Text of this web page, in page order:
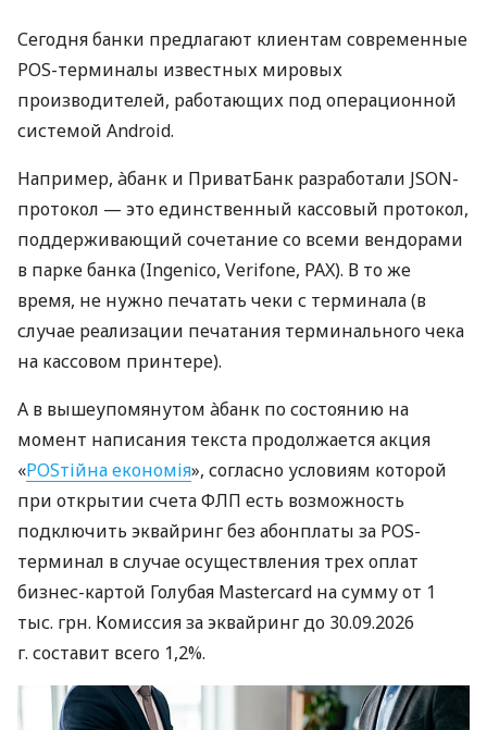
Сегодня банки предлагают клиентам современные
POS-терминалы известных мировых
производителей, работающих под операционной
системой Android.
Например, àбанк и ПриватБанк разработали JSON-
протокол — это единственный кассовый протокол,
поддерживающий сочетание со всеми вендорами
в парке банка (Ingenico, Verifone, PAX). В то же
время, не нужно печатать чеки с терминала (в
случае реализации печатания терминального чека
на кассовом принтере).
А в вышеупомянутом àбанк по состоянию на
момент написания текста продолжается акция
«POSтійна економія», согласно условиям которой
при открытии счета ФЛП есть возможность
подключить эквайринг без абонплаты за POS-
терминал в случае осуществления трех оплат
бизнес-картой Голубая Mastercard на сумму от 1
тыс. грн. Комиссия за эквайринг до 30.09.2026
г. составит всего 1,2%.